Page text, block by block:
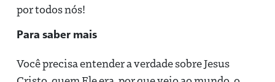
por todos nós!
Para saber mais
Você precisa entender a verdade sobre Jesus